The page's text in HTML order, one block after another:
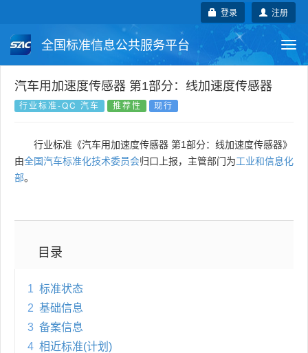
注册
登录
全国标准信息公共服务平台
国家标准 行业标准 地方标准
国外标准 技术委员会
汽车用加速度传感器 第1部分：线加速度传感器
行业标准-QC 汽车 推荐性 现行
行业标准《汽车用加速度传感器 第1部分：线加速度传感器》
由全国汽车标准化技术委员会归口上报，主管部门为工业和信息化
部。
目录
1 标准状态
2 基础信息
3 备案信息
4 相近标准(计划)